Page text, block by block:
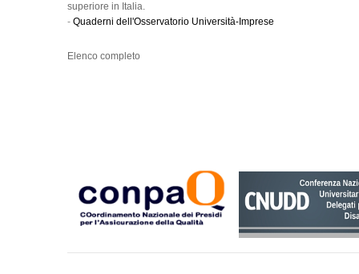
superiore in Italia.
- Quaderni dell'Osservatorio Università-Imprese
Elenco completo